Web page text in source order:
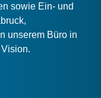
sowie Ein- und
unserem Büro in